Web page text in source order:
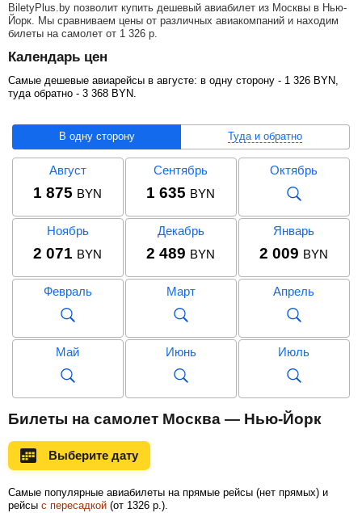
BiletyPlus.by позволит купить дешевый авиабилет из Москвы в Нью-
Йорк. Мы сравниваем цены от различных авиакомпаний и находим
билеты на самолет от 1 326 р
Календарь цен
Самые дешевые авиарейсы в августе: в одну сторону - 1 326 BYN
туда обратно - 3 368 BYN
В одну сторону Туда и обратно
Август
1 875 BYN
Сентябрь
1 635 BYN
Октябрь
Ноябрь
2 071 BYN
Декабрь
2 489 BYN
Январь
2 009 BYN
Февраль Март Апрель
Май Июнь Июль
Сентябрь Октябрь
Ноябрь
Билеты на самолет Москва — Нью-Йорк
Выберите дату
Самые популярные авиабилеты на прямые рейсы (нет прямых) и
рейсы с пересадкой (от 1326 р. ).